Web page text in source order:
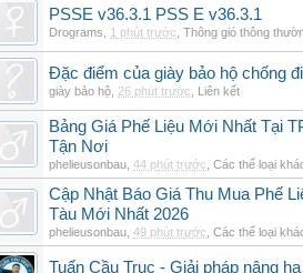
PSSE v36.3.1 PSS E v36.3.1
Drograms 1 phút trước Thông gió thông
Đặc điểm của giày bảo hộ chống
giày bảo hộ 26 phút trước Liên kết
Bảng Giá Phế Liệu Mới Nhất Tại
Tận Nơi
phelieusonbau 44 phút trước Các thể loại
Cập Nhật Báo Giá Thu Mua Phế
Tàu Mới Nhất 2026
phelieusonbau 49 phút trước Các thể loại
Tuấn Cầu Trục - Giải pháp nâng